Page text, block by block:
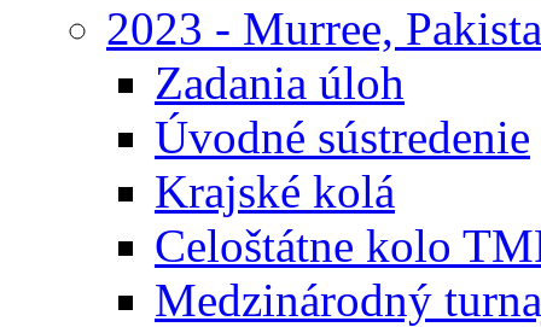
2023 - Murree,
Zadania úloh
Úvodné sústredenie
Krajské kolá
Celoštátne kolo
Medzinárodný